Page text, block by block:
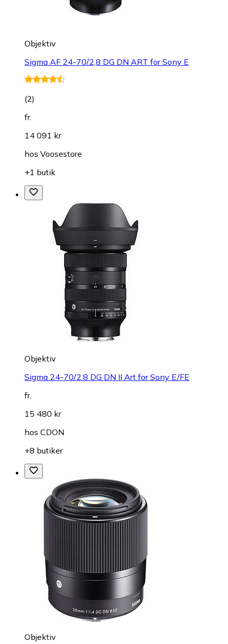
Objektiv
Sigma AF 24-70/2,8 DG DN ART for Sony E
(2)
fr.
14 091 kr
hos Voosestore
+1 butik
Objektiv
Sigma 24-70/2.8 DG DN II Art for Sony E/FE
fr.
15 480 kr
hos CDON
+8 butiker
Objektiv